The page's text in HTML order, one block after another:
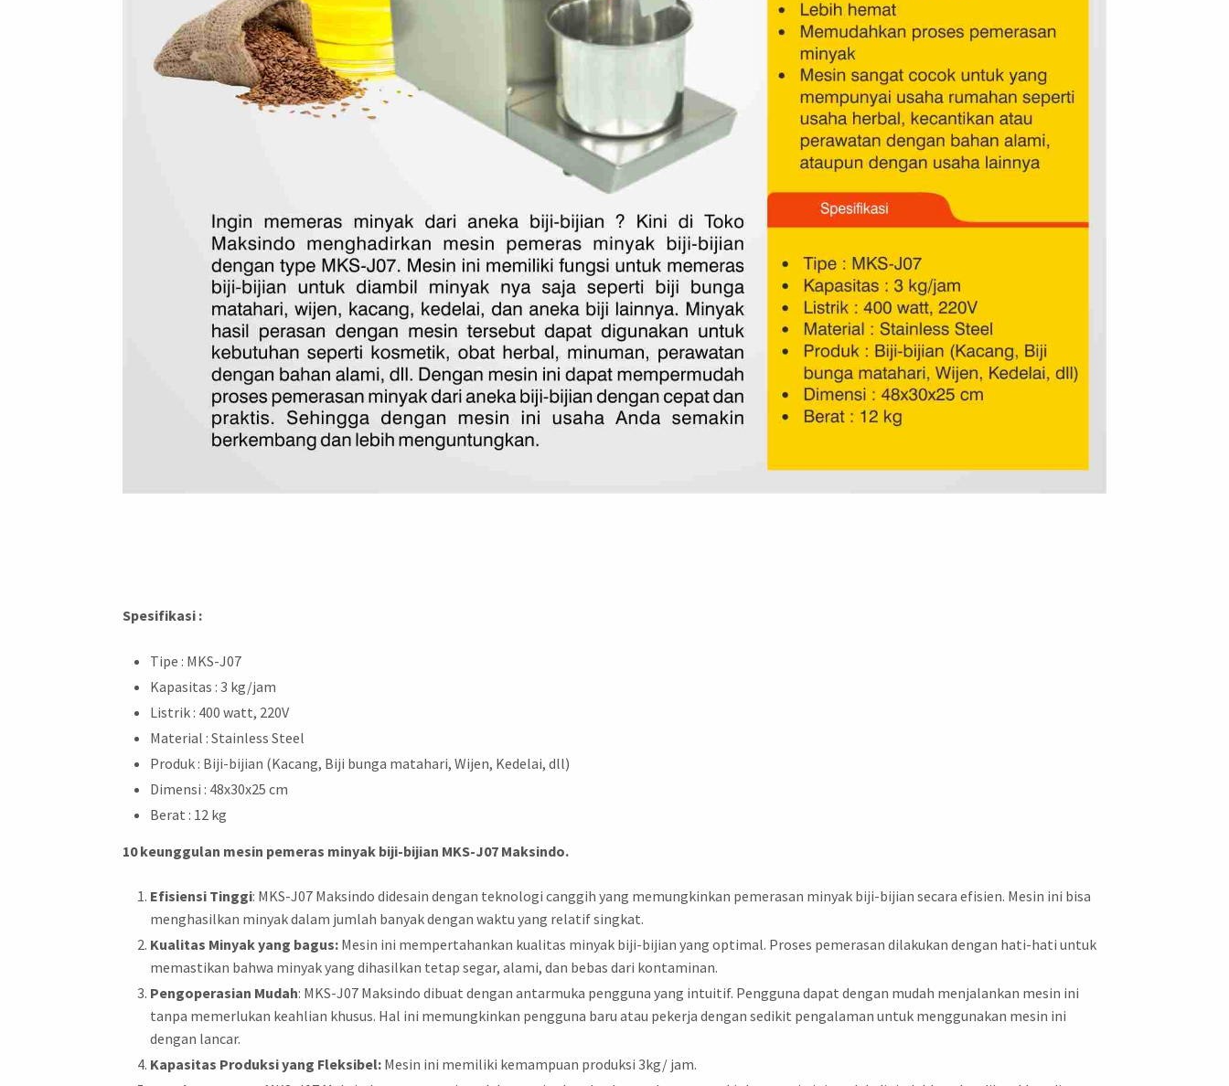
Spesifikasi :
Tipe : MKS-J07
Kapasitas : 3 kg/jam
Listrik : 400 watt, 220V
Material : Stainless Steel
Produk : Biji-bijian (Kacang, Biji bunga matahari, Wijen, Kedelai, dll)
Dimensi : 48x30x25 cm
Berat : 12 kg
10 keunggulan mesin pemeras minyak biji-bijian MKS-J07 Maksindo.
Efisiensi Tinggi: MKS-J07 Maksindo didesain dengan teknologi canggih yang memungkinkan pemerasan minyak biji-bijian secara efisien. Mesin ini bisa
menghasilkan minyak dalam jumlah banyak dengan waktu yang relatif singkat.
Kualitas Minyak yang bagus: Mesin ini mempertahankan kualitas minyak biji-bijian yang optimal. Proses pemerasan dilakukan dengan hati-hati untuk
memastikan bahwa minyak yang dihasilkan tetap segar, alami, dan bebas dari kontaminan.
Pengoperasian Mudah: MKS-J07 Maksindo dibuat dengan antarmuka pengguna yang intuitif. Pengguna dapat dengan mudah menjalankan mesin ini
tanpa memerlukan keahlian khusus. Hal ini memungkinkan pengguna baru atau pekerja dengan sedikit pengalaman untuk menggunakan mesin ini
dengan lancar.
Kapasitas Produksi yang Fleksibel: Mesin ini memiliki kemampuan produksi 3kg/ jam.